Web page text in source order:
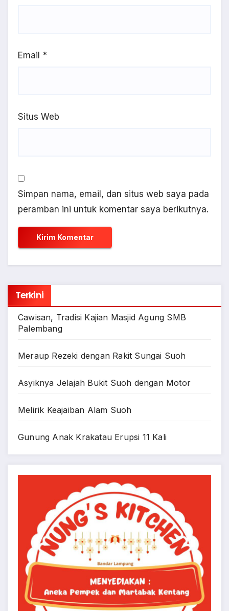
Email *
Situs Web
Simpan nama, email, dan situs web saya pada
peramban ini untuk komentar saya berikutnya.
Terkini
Cawisan, Tradisi Kajian Masjid Agung SMB
Palembang
Meraup Rezeki dengan Rakit Sungai Suoh
Asyiknya Jelajah Bukit Suoh dengan Motor
Melirik Keajaiban Alam Suoh
Gunung Anak Krakatau Erupsi 11 Kali